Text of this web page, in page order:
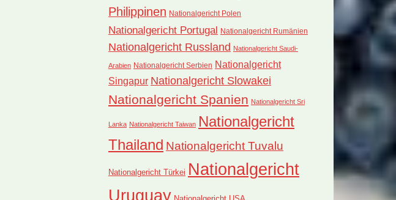
Philippinen Nationalgericht Polen
Nationalgericht Portugal Nationalgericht Rumänien
Nationalgericht Russland Nationalgericht Saudi-
Arabien Nationalgericht Serbien Nationalgericht
Singapur Nationalgericht Slowakei
Nationalgericht Spanien Nationalgericht Sri
Lanka Nationalgericht Taiwan Nationalgericht
Thailand Nationalgericht Tuvalu
Nationalgericht Türkei Nationalgericht
Uruguay